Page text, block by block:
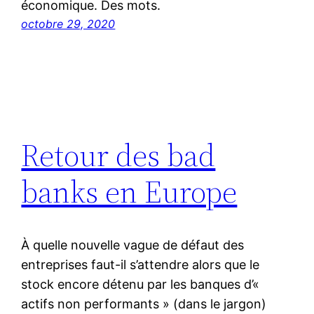
économique. Des mots.
octobre 29, 2020
Retour des bad
banks en Europe
À quelle nouvelle vague de défaut des
entreprises faut-il s’attendre alors que le
stock encore détenu par les banques d’«
actifs non performants » (dans le jargon)